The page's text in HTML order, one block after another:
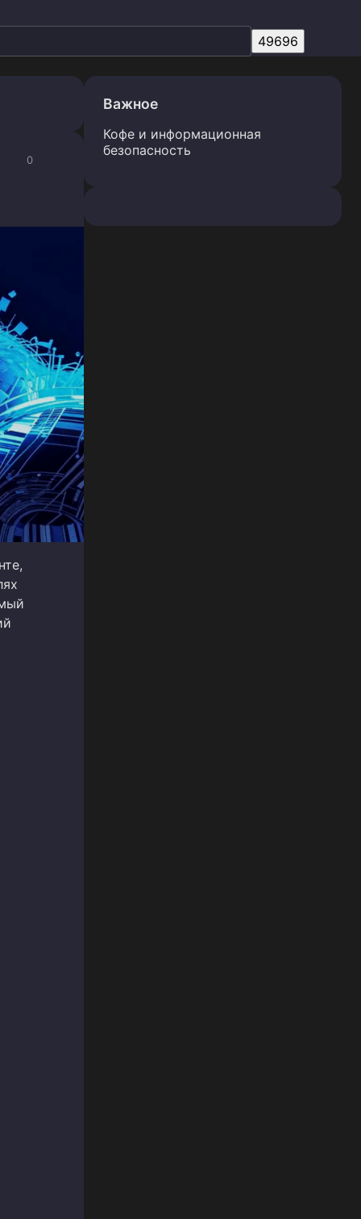
0
Важное
Кофе и информационная
безопасность